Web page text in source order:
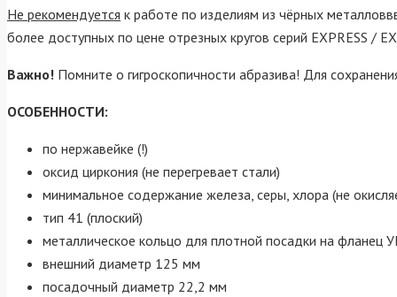
Не рекомендуется к работе по изделиям из чёрных
более доступных по цене отрезных кругов серий EXPRESS /
Важно! Помните о гигроскопичности абразива! Для
ОСОБЕННОСТИ:
по нержавейке (!)
оксид циркония (не перегревает стали)
минимальное содержание железа, серы, хлора (не
тип 41 (плоский)
металлическое кольцо для плотной посадки на фланец
внешний диаметр 125 мм
посадочный диаметр 22,2 мм